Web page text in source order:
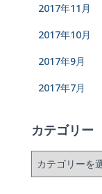
2017年11月
2017年10月
2017年9月
2017年7月
カテゴリー